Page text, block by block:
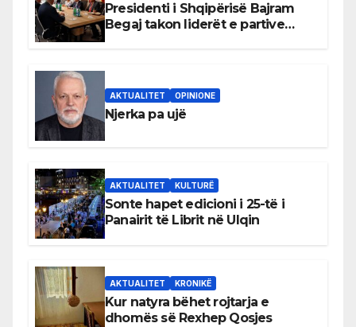
Presidenti i Shqipërisë Bajram
Begaj takon liderët e partive
AKTUALITET OPINIONE
Njerka pa ujë
AKTUALITET KULTURË
Sonte hapet edicioni i 25-të i
Panairit të Librit në Ulqin
AKTUALITET KRONIKË
Kur natyra bëhet rojtarja e
dhomës së Rexhep Qosjes